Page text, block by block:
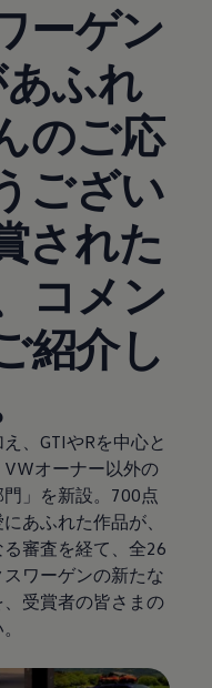
ーゲン
ふれ
のご応
ござい
された
コメン
紹介し
、GTIやRを中心と
オーナー以外の
」を新設。700点
あふれた作品が、
審査を経て、全26
ワーゲンの新たな
受賞者の皆さまの